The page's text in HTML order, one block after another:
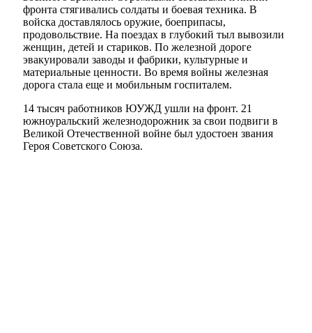
фронта стягивались солдаты и боевая техника. В
войска доставлялось оружие, боеприпасы,
продовольствие. На поездах в глубокий тыл вывозили
женщин, детей и стариков. По железной дороге
эвакуировали заводы и фабрики, культурные и
материальные ценности. Во время войны железная
дорога стала еще и мобильным госпиталем.
14 тысяч работников ЮУЖД ушли на фронт. 21
южноуральский железнодорожник за свои подвиги в
Великой Отечественной войне был удостоен звания
Героя Советского Союза.